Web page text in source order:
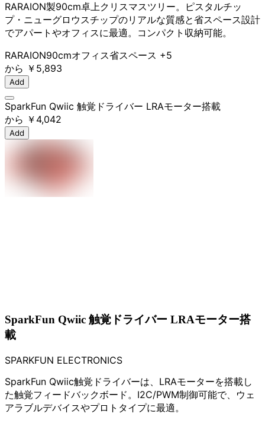
RARAION製90cm卓上クリスマスツリー。ピスタルチッ
プ・ニューグロウスチップのリアルな質感と省スペース設計
でアパートやオフィスに最適。コンパクト収納可能。
RARAION90cmオフィス省スペース +5
から ￥5,893
Add
SparkFun Qwiic 触覚ドライバー LRAモーター搭載
から ￥4,042
Add
SparkFun Qwiic 触覚ドライバー LRAモーター搭
載
SPARKFUN ELECTRONICS
SparkFun Qwiic触覚ドライバーは、LRAモーターを搭載し
た触覚フィードバックボード。I2C/PWM制御可能で、ウェ
アラブルデバイスやプロトタイプに最適。